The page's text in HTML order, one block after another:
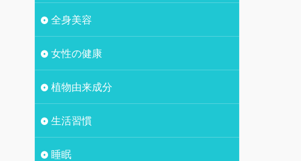
全身美容
女性の健康
植物由来成分
生活習慣
睡眠